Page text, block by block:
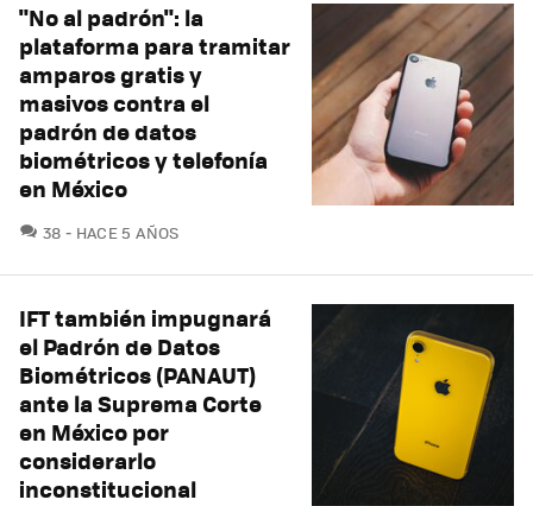
"No al padrón": la
plataforma para tramitar
amparos gratis y
masivos contra el
padrón de datos
biométricos y telefonía
en México
38 COMENTARIOS
HACE 5 AÑOS
IFT también impugnará
el Padrón de Datos
Biométricos (PANAUT)
ante la Suprema Corte
en México por
considerarlo
inconstitucional